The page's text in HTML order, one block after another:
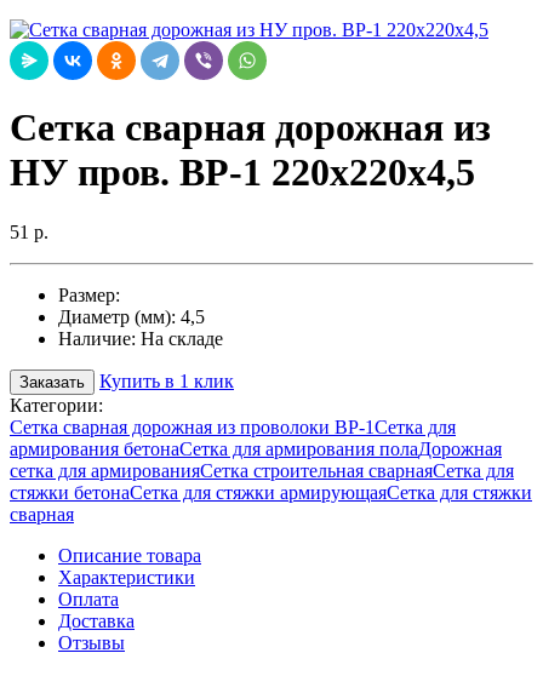
Cетка сварная дорожная из
НУ пров. ВР-1 220х220х4,5
51 р.
Размер:
Диаметр (мм): 4,5
Наличие: На складе
Заказать
Купить в 1 клик
Категории:
Сетка сварная дорожная из проволоки ВР-1Сетка для
армирования бетонаСетка для армирования полаДорожная
сетка для армированияСетка строительная сварнаяСетка для
стяжки бетонаСетка для стяжки армирующаяСетка для стяжки
сварная
Описание товара
Характеристики
Оплата
Доставка
Отзывы